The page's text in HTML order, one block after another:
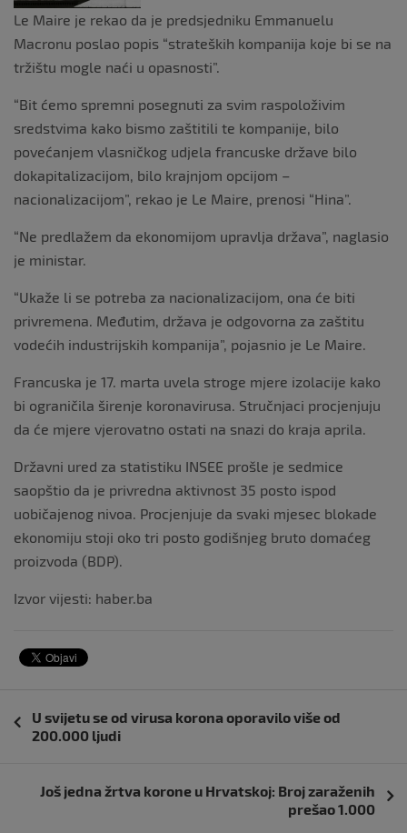
Le Maire je rekao da je predsjedniku Emmanuelu
Macronu poslao popis “strateških kompanija koje bi se na
tržištu mogle naći u opasnosti”.
“Bit ćemo spremni posegnuti za svim raspoloživim
sredstvima kako bismo zaštitili te kompanije, bilo
povećanjem vlasničkog udjela francuske države bilo
dokapitalizacijom, bilo krajnjom opcijom –
nacionalizacijom”, rekao je Le Maire, prenosi “Hina”.
“Ne predlažem da ekonomijom upravlja država”, naglasio
je ministar.
“Ukaže li se potreba za nacionalizacijom, ona će biti
privremena. Međutim, država je odgovorna za zaštitu
vodećih industrijskih kompanija”, pojasnio je Le Maire.
Francuska je 17. marta uvela stroge mjere izolacije kako
bi ograničila širenje koronavirusa. Stručnjaci procjenjuju
da će mjere vjerovatno ostati na snazi do kraja aprila.
Državni ured za statistiku INSEE prošle je sedmice
saopštio da je privredna aktivnost 35 posto ispod
uobičajenog nivoa. Procjenjuje da svaki mjesec blokade
ekonomiju stoji oko tri posto godišnjeg bruto domaćeg
proizvoda (BDP).
Izvor vijesti: haber.ba
objava
U svijetu se od virusa korona oporavilo više od
200.000 ljudi
Još jedna žrtva korone u Hrvatskoj: Broj zaraženih
prešao 1.000